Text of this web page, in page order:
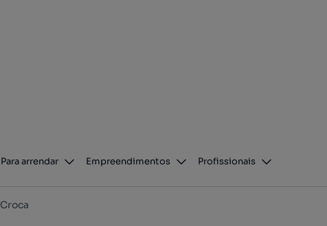
Para arrendar Empreendimentos Profissionais
Croca